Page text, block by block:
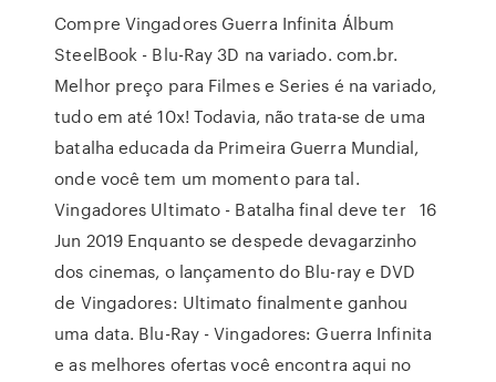
Compre Vingadores Guerra Infinita Álbum
SteelBook - Blu-Ray 3D na variado. com.br.
Melhor preço para Filmes e Series é na variado,
tudo em até 10x! Todavia, não trata-se de uma
batalha educada da Primeira Guerra Mundial,
onde você tem um momento para tal.
Vingadores Ultimato - Batalha final deve ter 16
Jun 2019 Enquanto se despede devagarzinho
dos cinemas, o lançamento do Blu-ray e DVD
de Vingadores: Ultimato finalmente ganhou
uma data. Blu-Ray - Vingadores: Guerra Infinita
e as melhores ofertas você encontra aqui no